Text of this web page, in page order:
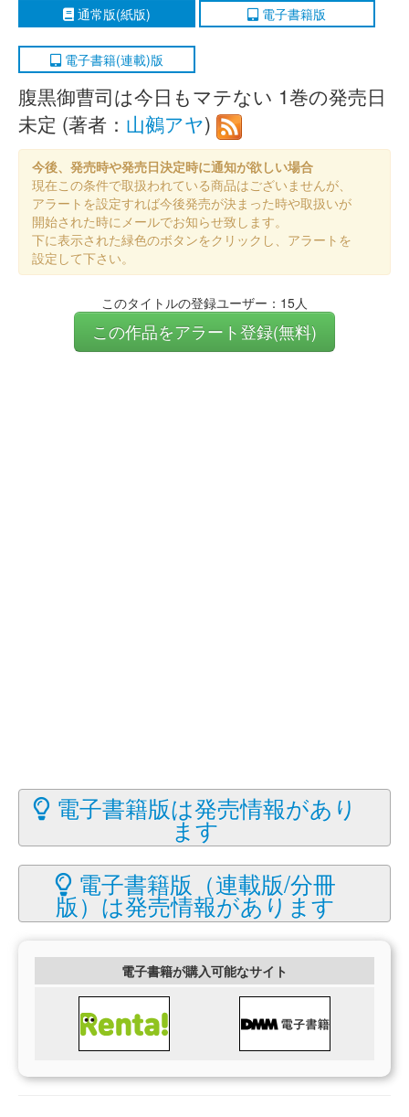
通常版(紙版) 電子書籍版
電子書籍(連載)版
腹黒御曹司は今日もマテない 1巻の発売日
未定 (著者： 山鵺アヤ)
今後、発売時や発売日決定時に通知が欲しい場合
現在この条件で取扱われている商品はございませんが、
アラートを設定すれば今後発売が決まった時や取扱いが
開始された時にメールでお知らせ致します。
下に表示された緑色のボタンをクリックし、アラートを
設定して下さい。
このタイトルの登録ユーザー：15人
この作品をアラート登録(無料)
電子書籍版は発売情報があり
ます
電子書籍版（連載版/分冊
版）は発売情報があります
電子書籍が購入可能なサイト